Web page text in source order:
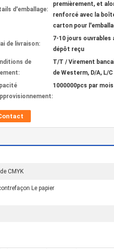
d'emballage:
premièrement, et
renforcé avec la
carton pour
de livraison:
7-10 jours ouvrables
dépôt reçu
de
T/T / Virement
de Westerm, D/A, L/C
1000000pcs par mois
CMYK
Le papier